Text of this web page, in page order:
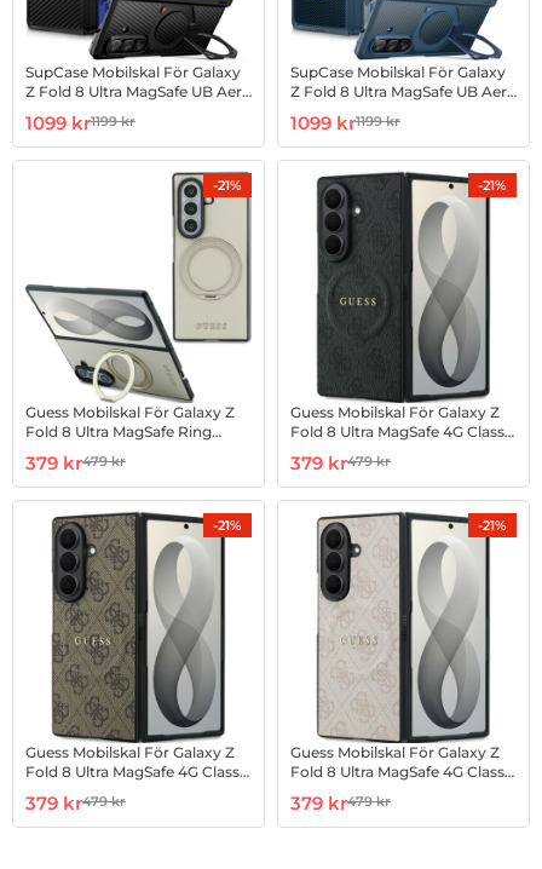
SupCase Mobilskal För Galaxy
Z Fold 8 Ultra MagSafe UB Aero
Art. nr 1003274498
rea pris
1099 krtidigare pris
1199 kr
SupCase Mobilskal För Galaxy
Z Fold 8 Ultra MagSafe UB Aero
Art. nr 1003274499
rea pris
1099 krtidigare pris
1199 kr
-21%
Guess Mobilskal För Galaxy Z
Fold 8 Ultra MagSafe Ring
Art. nr 1003274528
rea pris
379 krtidigare pris
479 kr
-21%
Guess Mobilskal För Galaxy Z
Fold 8 Ultra MagSafe 4G Classic
Art. nr 1003274535
rea pris
379 krtidigare pris
479 kr
-21%
Guess Mobilskal För Galaxy Z
Fold 8 Ultra MagSafe 4G Classic
Art. nr 1003274536
rea pris
379 krtidigare pris
479 kr
-21%
Guess Mobilskal För Galaxy Z
Fold 8 Ultra MagSafe 4G Classic
Art. nr 1003274537
rea pris
379 krtidigare pris
479 kr